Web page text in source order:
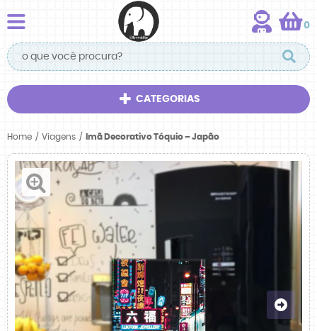
0
CATEGORIAS
Home Viagens Imã Decorativo Tóquio – Japão